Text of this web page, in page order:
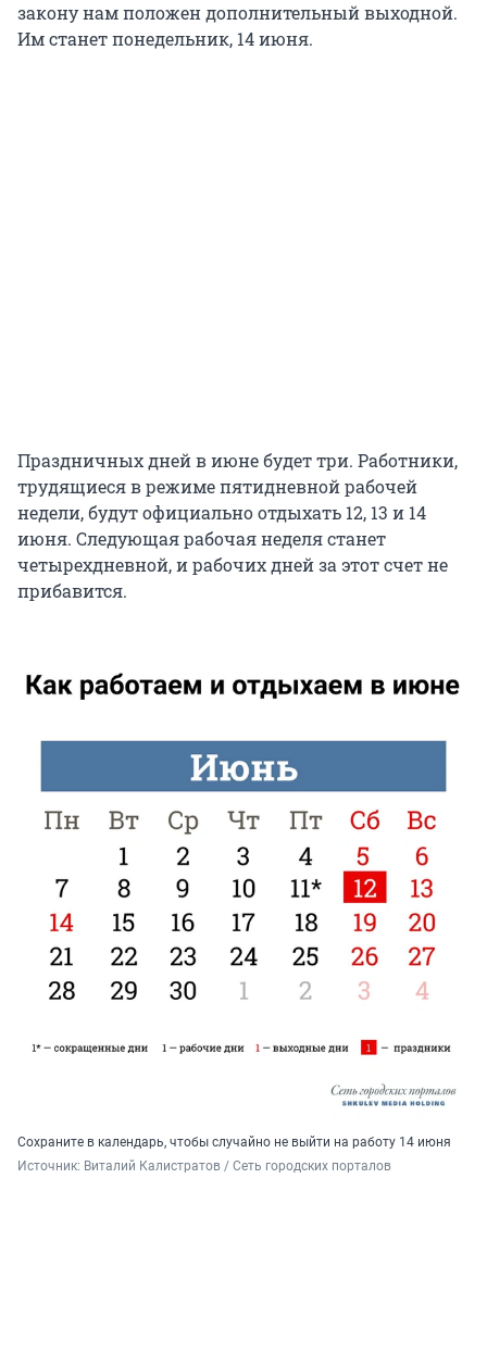
закону нам положен дополнительный выходной.
Им станет понедельник, 14 июня.
Праздничных дней в июне будет три. Работники,
трудящиеся в режиме пятидневной рабочей
недели, будут официально отдыхать 12, 13 и 14
июня. Следующая рабочая неделя станет
четырехдневной, и рабочих дней за этот счет не
прибавится.
Сохраните в календарь, чтобы случайно не выйти на работу 14 июня
Источник: Виталий Калистратов / Сеть городских порталов